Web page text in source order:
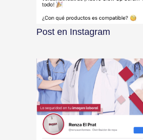
Post en Instagram